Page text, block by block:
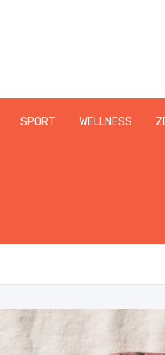
SPORT WELLNESS